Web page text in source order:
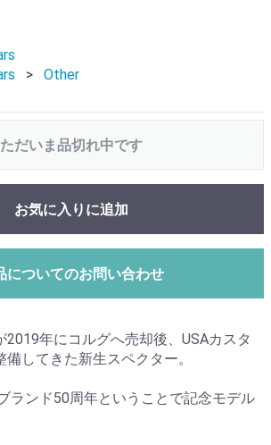
Other
ただいま品切れ中です
お気に入りに追加
についてのお問い合わせ
2019年にコルグへ売却後、USAカスタ
してきた新生スペクター。
ランド50周年ということで記念モデル